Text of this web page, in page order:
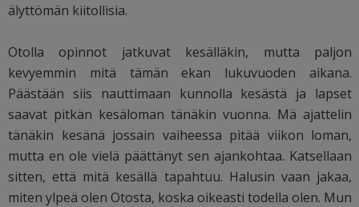
älyttömän kiitollisia.
Otolla opinnot jatkuvat kesälläkin, mutta paljon
kevyemmin mitä tämän ekan lukuvuoden aikana.
Päästään siis nauttimaan kunnolla kesästä ja lapset
saavat pitkän kesäloman tänäkin vuonna. Mä ajattelin
tänäkin kesänä jossain vaiheessa pitää viikon loman,
mutta en ole vielä päättänyt sen ajankohtaa. Katsellaan
sitten, että mitä kesällä tapahtuu. Halusin vaan jakaa,
miten ylpeä olen Otosta, koska oikeasti todella olen. Mun